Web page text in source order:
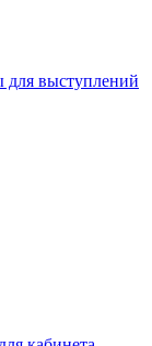
для выступлений